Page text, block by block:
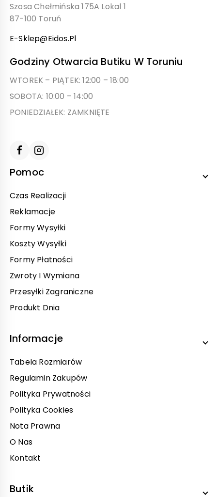
Szosa Chełmińska 175A Lokal 1
87-100 Toruń
E-Sklep@eidos.pl
Godziny Otwarcia Butiku W Toruniu
WTOREK – PIĄTEK: 12:00 – 18:00
SOBOTA: 10:00 – 14:00
PONIEDZIAŁEK: ZAMKNIĘTE
Pomoc
Czas Realizacji
Reklamacje
Formy Wysyłki
Koszty Wysyłki
Formy Płatności
Zwroty I Wymiana
Przesyłki Zagraniczne
Produkt Dnia
Informacje
Tabela Rozmiarów
Regulamin Zakupów
Polityka Prywatności
Polityka Cookies
Nota Prawna
O Nas
Kontakt
Butik